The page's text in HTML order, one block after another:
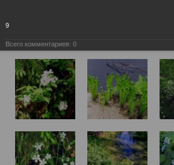
9
Всего комментариев: 0